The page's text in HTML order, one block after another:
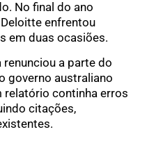
No final do ano
enfrentou
em duas ocasiões.
a parte do
governo australiano
relatório continha erros
citações,